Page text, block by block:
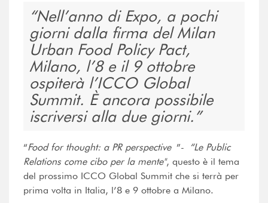
Nell’anno di Expo, a pochi
giorni dalla firma del Milan
Urban Food Policy Pact,
Milano, l’8 e il 9 ottobre
ospiterà l’ICCO Global
Summit. È ancora possibile
iscriversi alla due giorni.
“Food for thought: a PR perspective ”-
“Le Public
Relations come cibo per la mente", questo è il tema
del prossimo ICCO Global Summit che si terrà per
prima volta in Italia, l’8 e 9 ottobre a Milano.